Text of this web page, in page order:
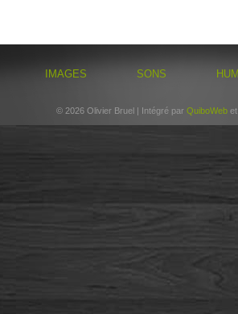
IMAGES SONS
© 2026 Olivier Bruel | Intégré par QuiboWeb